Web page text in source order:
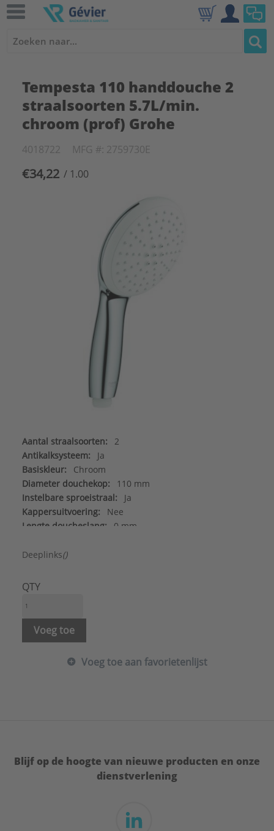
Tempesta 110 handdouche 2
straalsoorten 5.7L/min.
chroom (prof) Grohe
4018722 MFG #: 2759730E
€34,22 / 1.00
Aantal straalsoorten:
2
Antikalksysteem:
Ja
Basiskleur:
Chroom
Diameter douchekop:
110 mm
Instelbare sproeistraal:
Ja
Kappersuitvoering:
Nee
Lengte doucheslang:
0 mm
Meedraaiende aansluiting:
Met snelkoppeling:
Met uitneembaar zeefje:
Met wandhouder:
Min. mengwaterverbruik tappunt:
Volumestroomklasse:
Tempesta
Deeplinks()
QTY
Voeg toe
Voeg toe aan favorietenlijst
Blijf op de hoogte van nieuwe producten en onze
dienstverlening